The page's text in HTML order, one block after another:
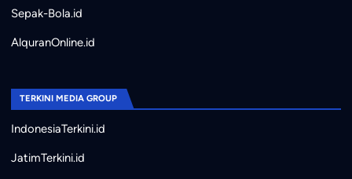
Sepak-Bola.id
AlquranOnline.id
TERKINI MEDIA GROUP
IndonesiaTerkini.id
JatimTerkini.id